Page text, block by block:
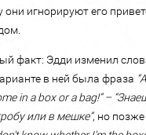
они игнорируют его
факт: Эдди изменил
в ней была фраза
in a box or a bag!” –
или в мешке”, но